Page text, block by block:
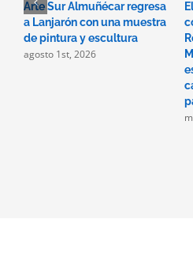
Arte Sur Almuñécar regresa
a Lanjarón con una muestra
de pintura y escultura
agosto 1st, 2026